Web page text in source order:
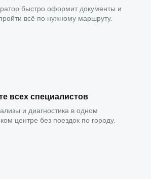
быстро оформит документы и
всё по нужному маршруту.
всех специалистов
и диагностика в одном
центре без поездок по городу.